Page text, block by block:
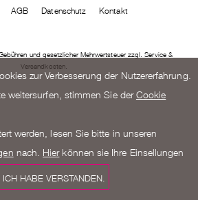
zur Verbesserung der Nutzererfahrung.
weitersurfen, stimmen Sie derCookie
werden, lesen Sie bitte in unseren
nach. Hierkönnen sie Ihre Einsellungen
ICH HABE VERSTANDEN.
AGB Datenschutz Kontakt
und gesetzlicher Mehrwertsteuer zzgl. Service &
Versandkosten.